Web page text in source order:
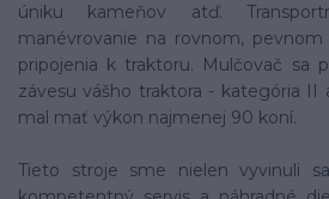
úniku kameňov atď.
manévrovanie na rovnom,
pripojenia k traktoru. Mulčovač sa
závesu vášho traktora - kategória II
mal mať výkon najmenej 90 koní.
Tieto stroje sme nielen vyvinuli